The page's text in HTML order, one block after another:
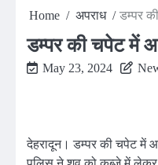
Home अपराध डम्पर
डम्पर की चपेट में
May 23, 2024
देहरादून। डम्पर की चपेट में